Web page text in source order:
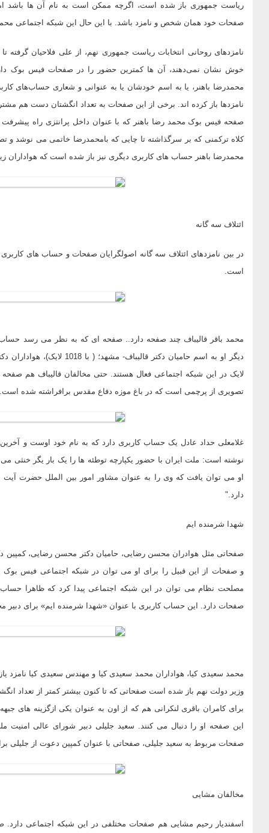
ریاست جمهوری باز شده است، اگرچه ممکن است به نام آن ها
صفحات خود همان شخص و نامزد باشد. با این حال این شبکه اجتماعی
نامزدهای روحانی انتخابات ریاست جمهوری نهم، از علی فلاحیان
خوش نشان نمی‌دهند، آن ها کمترین حضور را در صفحات فیس بوک
محمدرضا باهنر، یا به اسم خودشان یا به عنوانی و شعاری حساب‌های
نامزدها باز کرده اند. برخی از این صفحات به تعداد انگشتان دست هم
صفحه فیس بوک محمد رضا باهنر که با عنوان داخل پرانتزی راه پیشرفت
کلاه ترکمنی که بر سرگذاشته تا چایی که بامحمدرضا خاتمی می نوشد و
محمدرضا باهنر حساب های کاربری دیگری نیز باز شده است که هواداران
ائتلاف سه گانه
در بین نامزدهای ائتلاف سه گانه اصولگرایان صفحات و حساب های کاربری
است.
تصویری از پرچمی است که در باغ موزه دفاع مقدس برافراشته شده است.
نوشته است: ملت ایران با حضور یکپارچه توطئه ها را یک بار یگر خنثی
دارد."
شهدا شرمنده ایم
صفحاتی مثل هوادران محسن رضایی، حامیان دکتر محسن رضایی، کمپین
و صفحات از این قبیل را برای او می توان در شبکه اجتماعی فیس بوک
مصلحت نظام می توان در این شبکه اجتماعی پیدا کرد که ظاهرا حساب
صفحات دارد. این حساب کاربری با عنوان «شهدا شرمنده ایم» برای
محمد سعیدی کیا، هواداران محمد سعیدی کیا و مهندس سعیدی کیا
وزیر دولت نهم باز شده است صفحاتی که تا کنون بیشتر کمتر از تعداد
این صفحه او را دنبال می کنند. سعید جلیلی دبیر شورای عالی امنیت
صفحات مربوط به سعید جلیلی، صفحاتی با عنوان کمپین دعوت از جلیلی
مخالفان مشایی